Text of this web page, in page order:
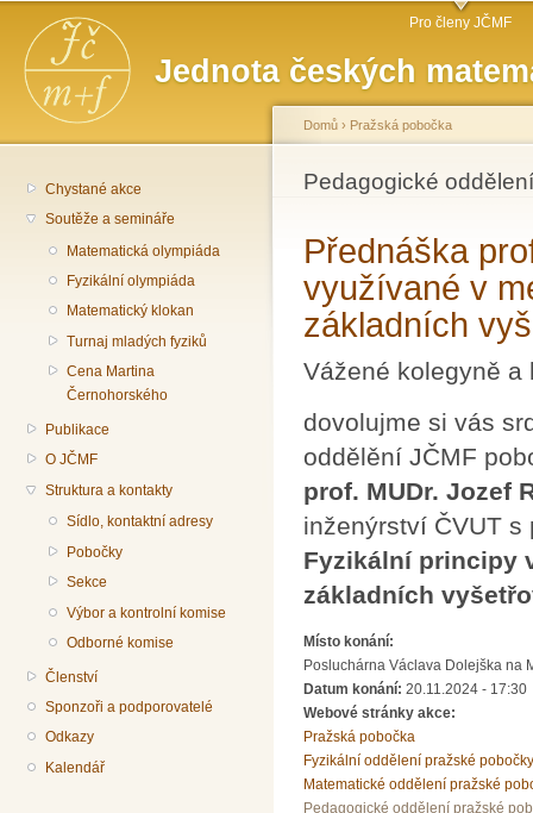
Jednota českých
Hlavní menu Pro členy JČMF
Chystané akce
Soutěže a semináře
Matematická olympiáda
Fyzikální olympiáda
Matematický klokan
Turnaj mladých fyziků
Cena Martina
Černohorského
Publikace
O JČMF
Struktura a kontakty
Sídlo, kontaktní adresy
Pobočky
Sekce
Výbor a kontrolní komise
Odborné komise
Členství
Sponzoři a podporovatelé
Odkazy
Kalendář
Jste zde
Domů › Pražská pobočka
Pedagogické
Přednáška
využívané v
základních
Vážené kolegyně a
dovolujme si vás
oddělění JČMF
prof. MUDr. Jozef
inženýrství ČVUT s
Fyzikální principy
základních
Místo konání:
Posluchárna Václava Dolejška na
Datum konání: 20.11.2024 - 17:30
Webové stránky akce:
Pražská pobočka
Fyzikální oddělení pražské pobočky
Matematické oddělení pražské
Pedagogické oddělení pražské